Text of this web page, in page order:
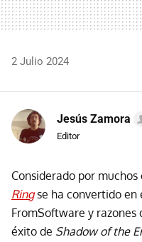
2 Julio 2024
Jesús Zamora
Editor
Considerado por
Ringse ha convertido en
FromSoftware y razones
éxito de Shadow of the